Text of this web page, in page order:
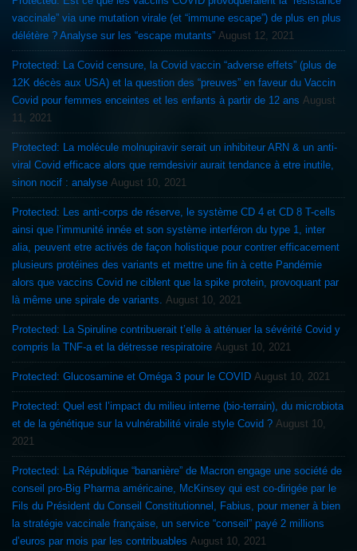
vaccinale” via une mutation virale (et “immune escape”) de plus en plus
délétère ? Analyse sur les “escape mutants” August 12, 2021
Protected: La Covid censure, la Covid vaccin “adverse effets” (plus de
12K décès aux USA) et la question des “preuves” en faveur du Vaccin
Covid pour femmes enceintes et les enfants à partir de 12 ans August
11, 2021
Protected: La molécule molnupiravir serait un inhibiteur ARN & un anti-
viral Covid efficace alors que remdesivir aurait tendance à etre inutile,
sinon nocif : analyse August 10, 2021
Protected: Les anti-corps de réserve, le système CD 4 et CD 8 T-cells
ainsi que l’immunité innée et son système interféron du type 1, inter
alia, peuvent etre activés de façon holistique pour contrer efficacement
plusieurs protéines des variants et mettre une fin à cette Pandémie
alors que vaccins Covid ne ciblent que la spike protein, provoquant par
là même une spirale de variants.
August 10, 2021
Protected: La Spiruline contribuerait t’elle à atténuer la sévérité Covid y
compris la TNF-a et la détresse respiratoire August 10, 2021
Protected: Glucosamine et Oméga 3 pour le COVID August 10, 2021
Protected: Quel est l’impact du milieu interne (bio-terrain), du microbiota
et de la génétique sur la vulnérabilité virale style Covid ? August 10,
2021
Protected: La République “bananière” de Macron engage une société de
conseil pro-Big Pharma américaine, McKinsey qui est co-dirigée par le
Fils du Président du Conseil Constitutionnel, Fabius, pour mener à bien
la stratégie vaccinale française, un service “conseil” payé 2 millions
d’euros par mois par les contribuables August 10, 2021